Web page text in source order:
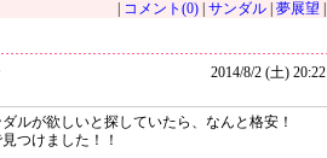
コメント(0) サンダル 夢展望
2014/8/2 (土) 20:22
ルが欲しいと探していたら、なんと格安！
つけました！！